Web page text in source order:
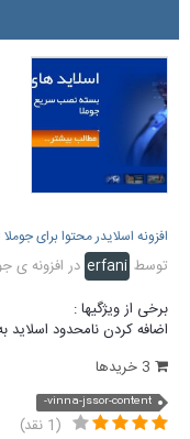
افزونه اسلایدر محتوا برای جوملا 3
توسط erfani در افزونه ی
برخی از ویژگیها :
اضافه کردن نامحدود
vinna-jssor-content-
(1 نقد)